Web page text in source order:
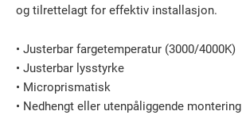
og tilrettelagt for effektiv installasjon.
• Justerbar fargetemperatur (3000/4000K)
• Justerbar lysstyrke
• Microprismatisk
• Nedhengt eller utenpåliggende montering